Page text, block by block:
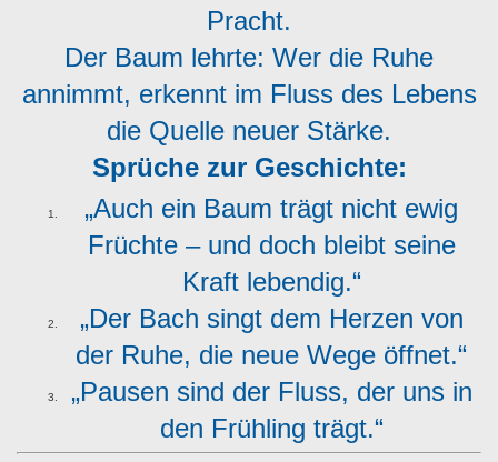
Pracht.
Der Baum lehrte: Wer die Ruhe
annimmt, erkennt im Fluss des Lebens
die Quelle neuer Stärke.
Sprüche zur Geschichte:
„Auch ein Baum trägt nicht ewig
Früchte – und doch bleibt seine
Kraft lebendig.“
„Der Bach singt dem Herzen von
der Ruhe, die neue Wege öffnet.“
„Pausen sind der Fluss, der uns in
den Frühling trägt.“